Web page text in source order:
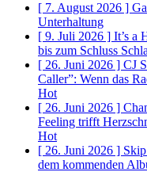
[ 7. August 2026 ]
Unterhaltung
[ 9. Juli 2026 ] It’s a
bis zum Schluss
[ 26. Juni 2026 ] CJ
Caller”: Wenn das
Hot
[ 26. Juni 2026 ]
Feeling trifft
Hot
[ 26. Juni 2026 ]
dem kommenden